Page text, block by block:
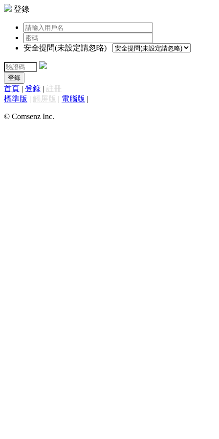
登錄
安全提問(未設定請忽略)
登錄
首頁 | 登錄 | 註冊
標準版 | 觸屏版 | 電腦版 |
© Comsenz Inc.